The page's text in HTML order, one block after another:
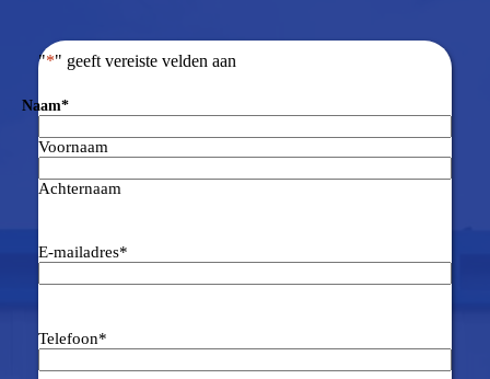
"*" geeft vereiste velden aan
Naam*
Voornaam
Achternaam
E-mailadres*
Telefoon*